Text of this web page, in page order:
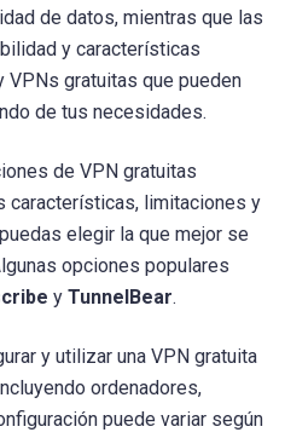
de datos, mientras que las
y características
VPNs gratuitas que pueden
de tus necesidades.
de VPN gratuitas
características, limitaciones y
elegir la que mejor se
opciones populares
y TunnelBear.
y utilizar una VPN gratuita
ordenadores,
puede variar según